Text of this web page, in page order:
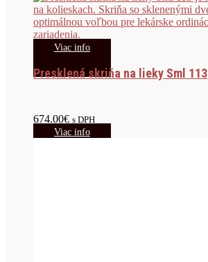
Viac info
Presklená skriňa na lieky Sml 113
674.00€ s DPH
Viac info